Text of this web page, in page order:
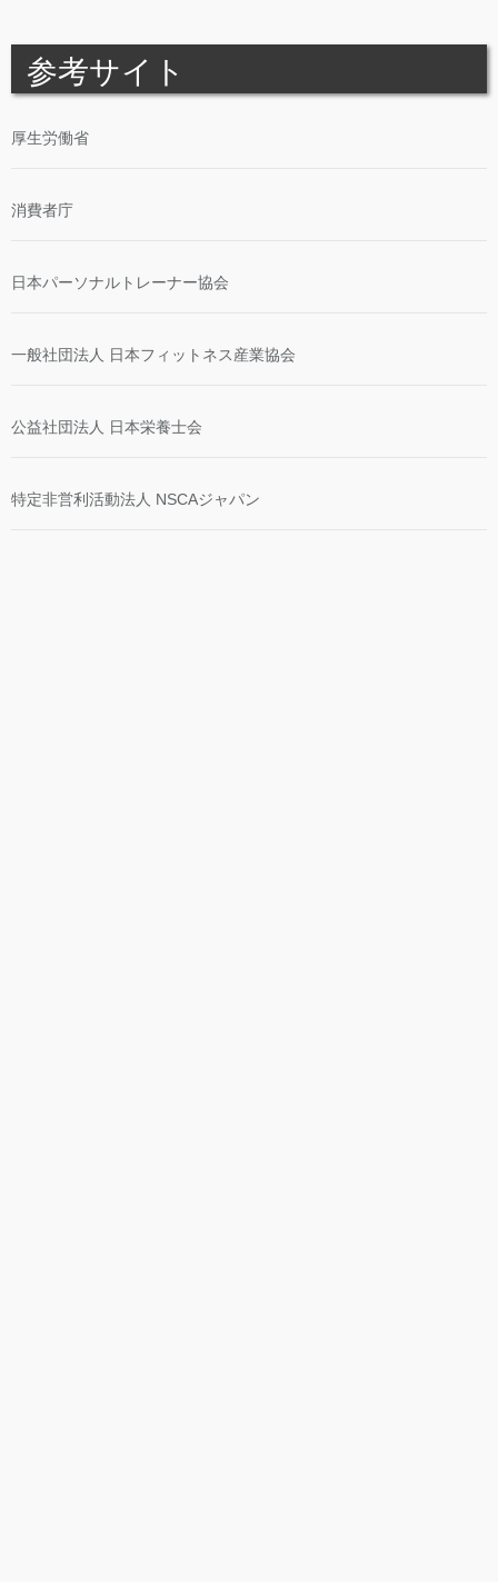
参考サイト
厚生労働省
消費者庁
日本パーソナルトレーナー協会
一般社団法人 日本フィットネス産業協会
公益社団法人 日本栄養士会
特定非営利活動法人 NSCAジャパン